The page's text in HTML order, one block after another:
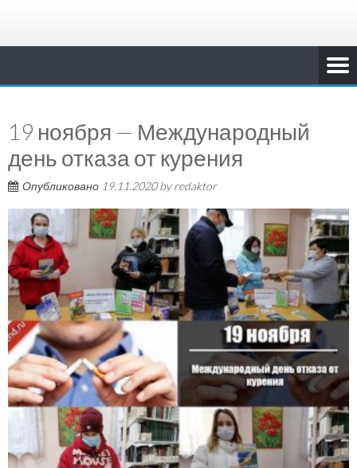
19 ноября — Международный
день отказа от курения
Опубликовано 19.11.2020byredaktor